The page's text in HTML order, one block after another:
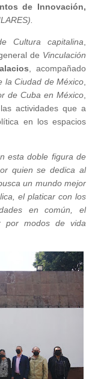
de Innovación,
Cultura capitalina,
de Vinculación
, acompañado
la Ciudad de México,
de Cuba en México,
actividades que a
en los espacios
esta doble figura de
quien se dedica al
un mundo mejor
el platicar con los
en común, el
por modos de vida